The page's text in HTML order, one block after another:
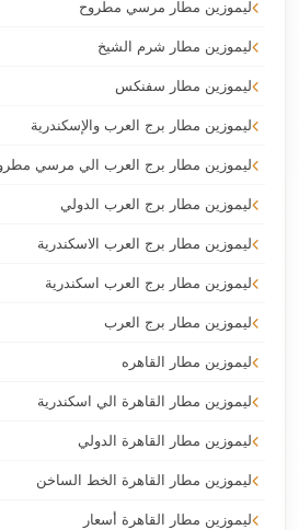
ليموزين مطار مرسي مطروح
ليموزين مطار شرم الشيخ
ليموزين مطار سفنكس
ليموزين مطار برج العرب والإسكندرية
ليموزين مطار برج العرب الي مرسي مطروح
ليموزين مطار برج العرب الدولي
ليموزين مطار برج العرب الاسكندرية
ليموزين مطار برج العرب اسكندرية
ليموزين مطار برج العرب
ليموزين مطار القاهره
ليموزين مطار القاهرة الي اسكندرية
ليموزين مطار القاهرة الدولي
ليموزين مطار القاهرة الخط الساخن
ليموزين مطار القاهرة أسعار